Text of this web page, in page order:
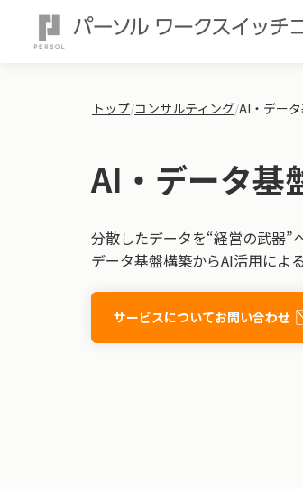
トップ/コンサルティング/AI・デー
AI・データ基
分散したデータを“経営の武器”
データ基盤構築からAI活用によ
サービスについてお問い合わせ